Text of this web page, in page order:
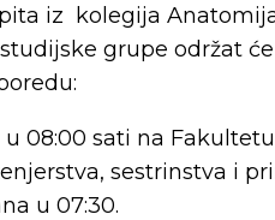
iz kolegija
grupe održat
u 08:00 sati na
sestrinstva i
u 07:30.